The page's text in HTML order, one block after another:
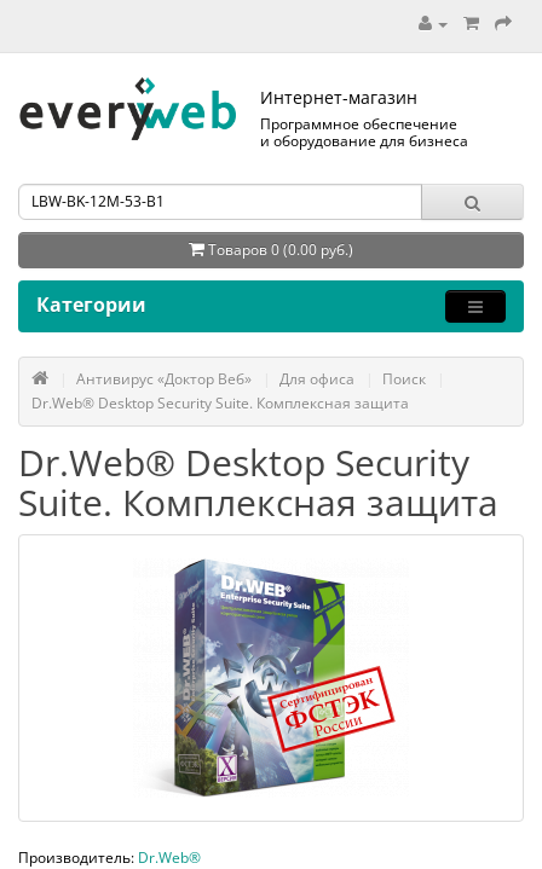
Интернет-магазин
Программное обеспечение
и оборудование для бизнеса
Товаров 0 (0.00 руб.)
Категории
Антивирус «Доктор Веб» Для офиса
Поиск
Dr.Web® Desktop Security Suite. Комплексная защита
Dr.Web® Desktop Security
Suite. Комплексная защита
Производитель: Dr.Web®